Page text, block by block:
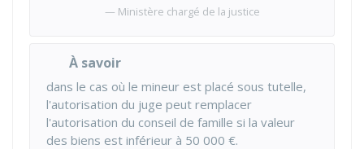
Ministère chargé de la justice
À savoir
dans le cas où le mineur est placé sous tutelle,
l'autorisation du juge peut remplacer
l'autorisation du conseil de famille si la valeur
des biens est inférieur à 50 000 €.